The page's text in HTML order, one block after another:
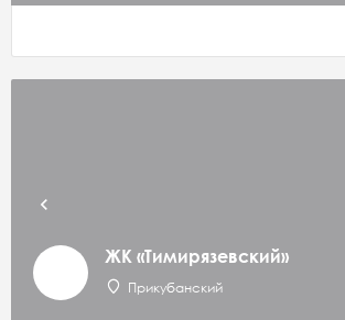
ЖК «Тимирязевский»
Прикубанский